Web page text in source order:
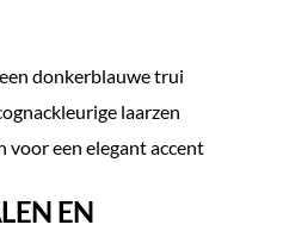
donkerblauwe trui
laarzen
voor een elegant accent
EN